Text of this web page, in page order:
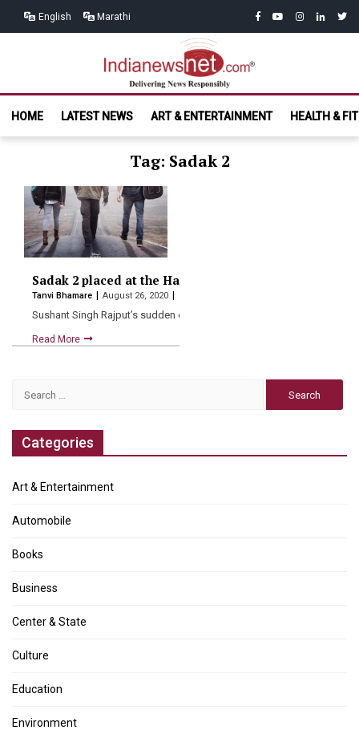
English Marathi facebook
youtubeinstagram
linkedin
India News
Net.com
HOME
LATEST NEWS ART & ENTERTAINMENT HEALTH &
Tag: Sadak 2
Sadak 2 placed at the Hall Of Shame
Tanvi Bhamare August 26, 2020
Sushant Singh Rajput’s sudden demise has led the nation to…
Read More
Categories
Art & Entertainment
Automobile
Books
Business
Center & State
Culture
Education
Environment